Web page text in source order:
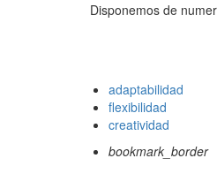
Disponemos de
adaptabilidad
flexibilidad
creatividad
bookmark_border